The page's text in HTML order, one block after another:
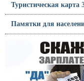
Туристическая карта
Памятки для